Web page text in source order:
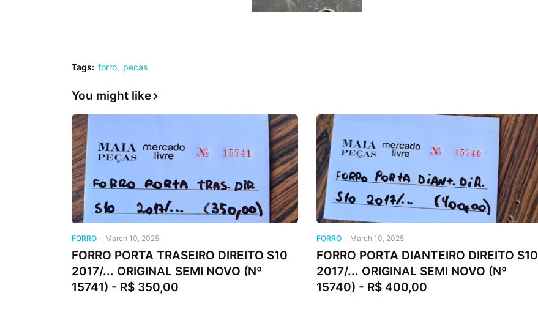
Tags: forro pecas
You might like
FORRO - March 10, 2025
FORRO PORTA TRASEIRO DIREITO S10
2017/... ORIGINAL SEMI NOVO (Nº
15741) - R$ 350,00
FORRO - March 10, 2025
FORRO PORTA DIANTEIRO DIREITO S10
2017/... ORIGINAL SEMI NOVO (Nº
15740) - R$ 400,00